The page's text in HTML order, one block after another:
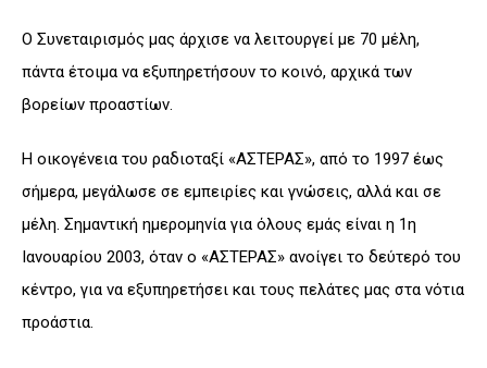
Ο Συνεταιρισμός μας άρχισε να λειτουργεί με 70 μέλη,
πάντα έτοιμα να εξυπηρετήσουν το κοινό, αρχικά των
βορείων προαστίων.
Η οικογένεια του ραδιοταξί «ΑΣΤΕΡΑΣ», από το 1997 έως
σήμερα, μεγάλωσε σε εμπειρίες και γνώσεις, αλλά και σε
μέλη. Σημαντική ημερομηνία για όλους εμάς είναι η 1η
Ιανουαρίου 2003, όταν ο «ΑΣΤΕΡΑΣ» ανοίγει το δεύτερό του
κέντρο, για να εξυπηρετήσει και τους πελάτες μας στα νότια
προάστια.